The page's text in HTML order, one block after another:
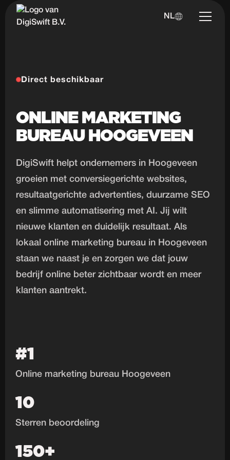
NL
Direct beschikbaar
ONLINE MARKETING
BUREAU HOOGEVEEN
DigiSwift helpt ondernemers in Hoogeveen
groeien met conversiegerichte websites,
resultaatgerichte advertenties, duurzame SEO
en slimme automatisering met AI. Jij wilt
nieuwe klanten en duidelijk resultaat. Als
lokaal online marketing bureau in Hoogeveen
staan we naast je en zorgen we dat jouw
bedrijf online beter zichtbaar wordt en meer
klanten aantrekt.
#1
Online marketing bureau Hoogeveen
10
Sterren beoordeling
150+